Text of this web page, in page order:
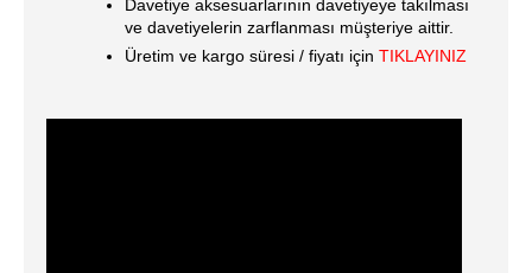
Davetiye aksesuarlarının davetiyeye takılması
ve davetiyelerin zarflanması müşteriye aittir.
Üretim ve kargo süresi / fiyatı için TIKLAYINIZ